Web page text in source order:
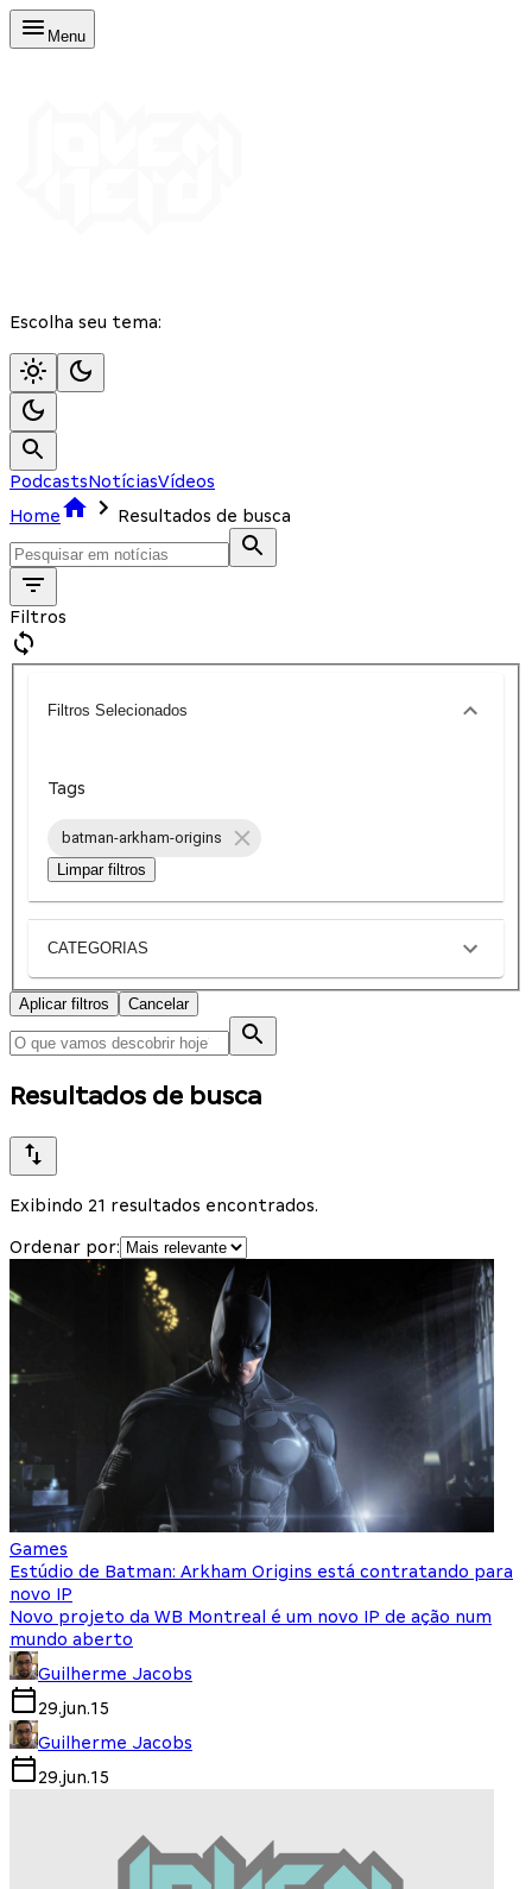
Menu
Escolha seu tema:
PodcastsNotíciasVídeos
Home
Resultados de busca
Filtros
Filtros Selecionados
Tags
batman-arkham-origins
Limpar filtros
CATEGORIAS
Aplicar filtros Cancelar
Resultados de busca
Exibindo 21 resultados encontrados.
Ordenar por:
Games
Estúdio de Batman: Arkham Origins está contratando para
novo IP
Novo projeto da WB Montreal é um novo IP de ação num
mundo aberto
Guilherme Jacobs
29.jun.15
Guilherme Jacobs
29.jun.15